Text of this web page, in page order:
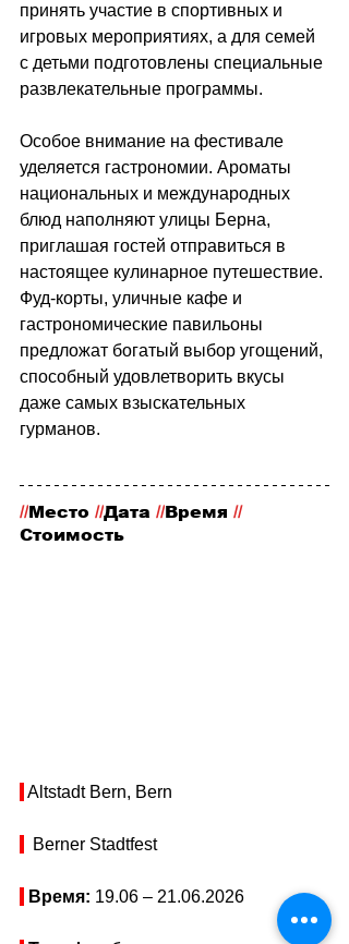
принять участие в спортивных и
игровых мероприятиях, а для семей
с детьми подготовлены специальные
развлекательные программы.
Особое внимание на фестивале
уделяется гастрономии. Ароматы
национальных и международных
блюд наполняют улицы Берна,
приглашая гостей отправиться в
настоящее кулинарное путешествие.
Фуд-корты, уличные кафе и
гастрономические павильоны
предложат богатый выбор угощений,
способный удовлетворить вкусы
даже самых взыскательных
гурманов.
//Место //Дата //Время //
Стоимость
Altstadt Bern, Bern
Berner Stadtfest
Время: 19.06 – 21.06.2026